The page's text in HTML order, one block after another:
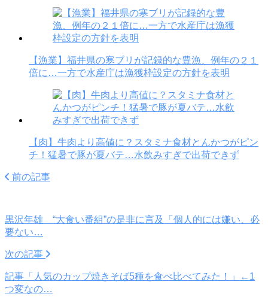
【漁業】福井県の寒ブリが記録的な豊漁、例年の２１
倍に…一方で水産庁は漁獲枠設定の方針を表明
【肉】牛肉より高値に？スタミナ食材とんかつがピン
チ！猛暑で豚が夏バテ…水飲みすぎで出荷できず
前の記事
黒沢年雄 “大食い番組”の是非に言及「個人的には嫌い、必
要ない…
次の記事
記事「人気のカップ焼きそば5種を食べ比べてみた！」←1
つ変なの…